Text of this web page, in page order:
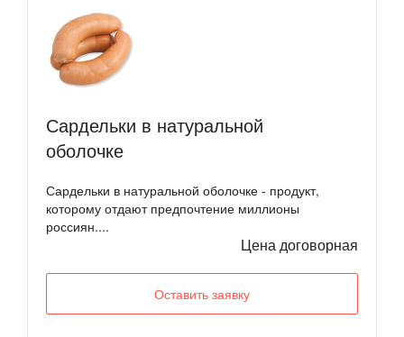
Сардельки в натуральной
оболочке
Сардельки в натуральной оболочке - продукт,
которому отдают предпочтение миллионы
россиян....
Цена договорная
Оставить заявку